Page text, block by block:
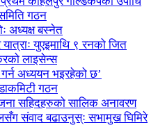
गठन
अध्यक्ष बस्नेत
युएइमाथि ९ रनको जित
लाइसेन्स
गर्न अध्ययन भइरहेको छ’
गठन
सहिदहरुको सालिक अनावरण
संवाद बढाउनुस्ः सभामुख घिमिरे